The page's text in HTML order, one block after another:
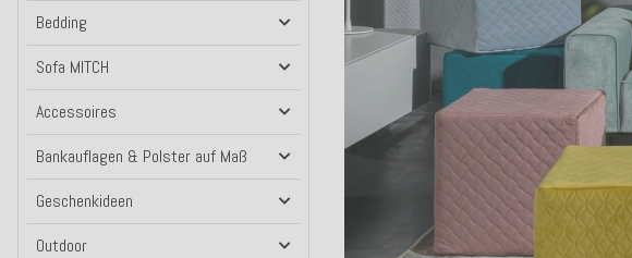
Bedding
Sofa MITCH
Accessoires
Bankauflagen & Polster auf Maß
Geschenkideen
Outdoor